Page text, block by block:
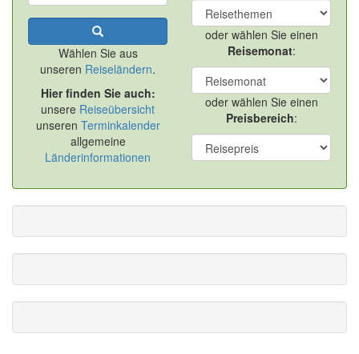
Wählen Sie aus
unseren Reiseländern.
Hier finden Sie auch:
unsere Reiseübersicht
unseren Terminkalender
allgemeine
Länderinformationen
oder wählen Sie einen
Reisemonat:
oder wählen Sie einen
Preisbereich: